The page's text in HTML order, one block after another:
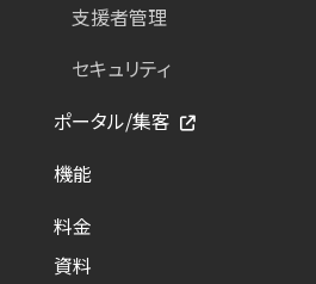
支援者管理
セキュリティ
ポータル/集客
機能
料金
資料